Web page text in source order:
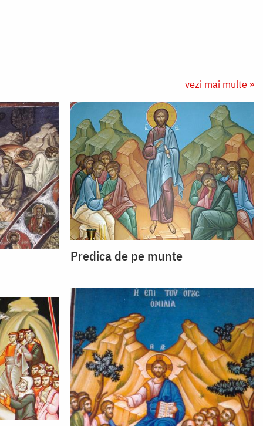
vezi mai multe »
Predica de pe munte